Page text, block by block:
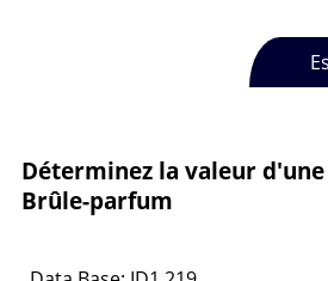
Déterminez la valeur
Brûle-parfum